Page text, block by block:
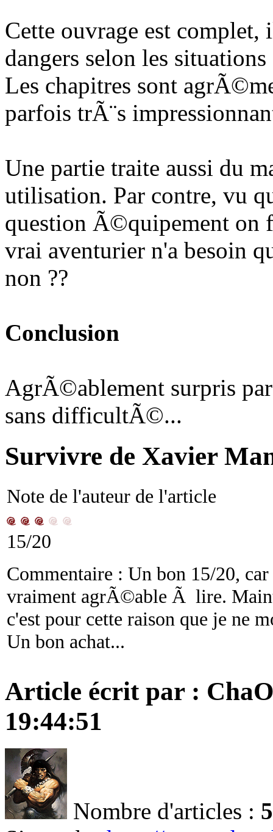
Cette ouvrage est
dangers selon les
Les chapitres sont
parfois trÃ¨s
Une partie traite aussi du
utilisation. Par contre, vu
question Ã©quipement on
vrai aventurier n'a besoin
non ??
Conclusion
AgrÃ©ablement surpris
sans difficultÃ©...
Survivre de Xavier
Note de l'auteur de l'article
15/20
Commentaire : Un bon 15/20,
vraiment agrÃ©able Ã lire.
c'est pour cette raison que je ne
Un bon achat...
Article écrit par :
19:44:51
Nombre d'articles :